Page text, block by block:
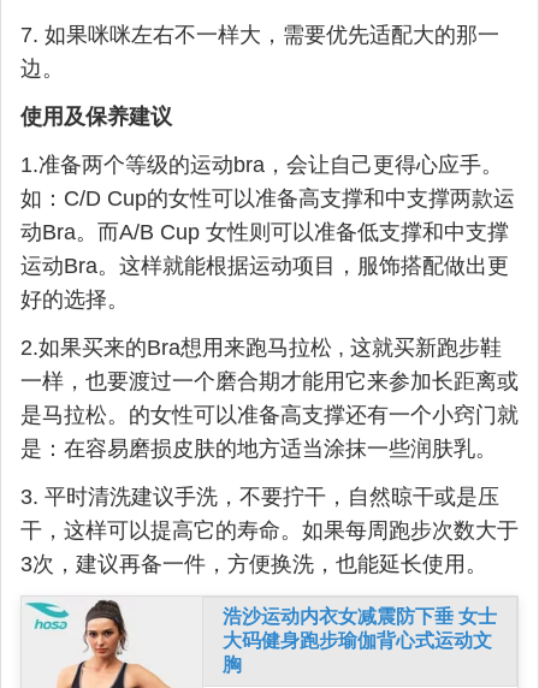
7. 如果咪咪左右不一样大，需要优先适配大的那一
边。
使用及保养建议
1.准备两个等级的运动bra，会让自己更得心应手。
如：C/D Cup的女性可以准备高支撑和中支撑两款运
动Bra。而A/B Cup 女性则可以准备低支撑和中支撑
运动Bra。这样就能根据运动项目，服饰搭配做出更
好的选择。
2.如果买来的Bra想用来跑马拉松 , 这就买新跑步鞋
一样，也要渡过一个磨合期才能用它来参加长距离或
是马拉松。的女性可以准备高支撑还有一个小窍门就
是：在容易磨损皮肤的地方适当涂抹一些润肤乳。
3. 平时清洗建议手洗，不要拧干，自然晾干或是压
干，这样可以提高它的寿命。如果每周跑步次数大于
3次，建议再备一件，方便换洗，也能延长使用。
浩沙运动内衣女减震防下垂 女士
大码健身跑步瑜伽背心式运动文
胸